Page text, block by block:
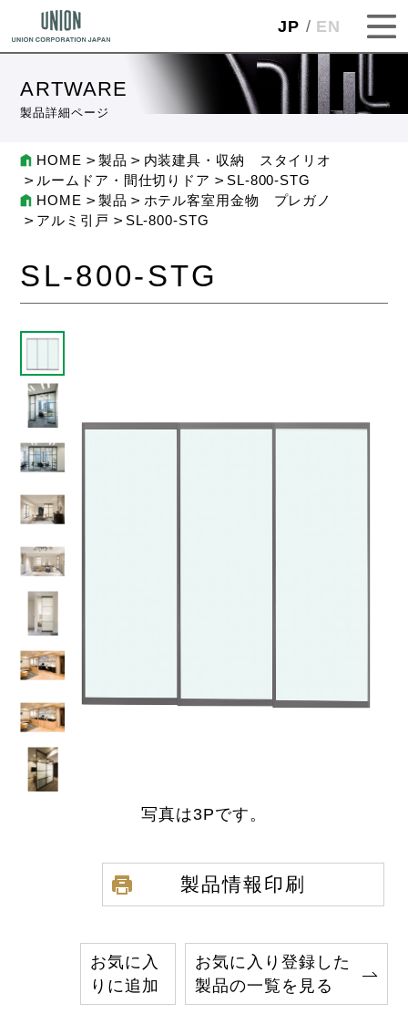
JP EN
ARTWARE
製品詳細ページ
HOME 製品
内装建具・収納 スタイリオ
ルームドア・間仕切りドア
SL-800-STG
HOME
製品
ホテル客室用金物 プレガノ
アルミ引戸
SL-800-STG
SL-800-STG
写真は3Pです。
製品情報印刷
お気に入
りに追加
お気に入り登録した
製品の一覧を見る